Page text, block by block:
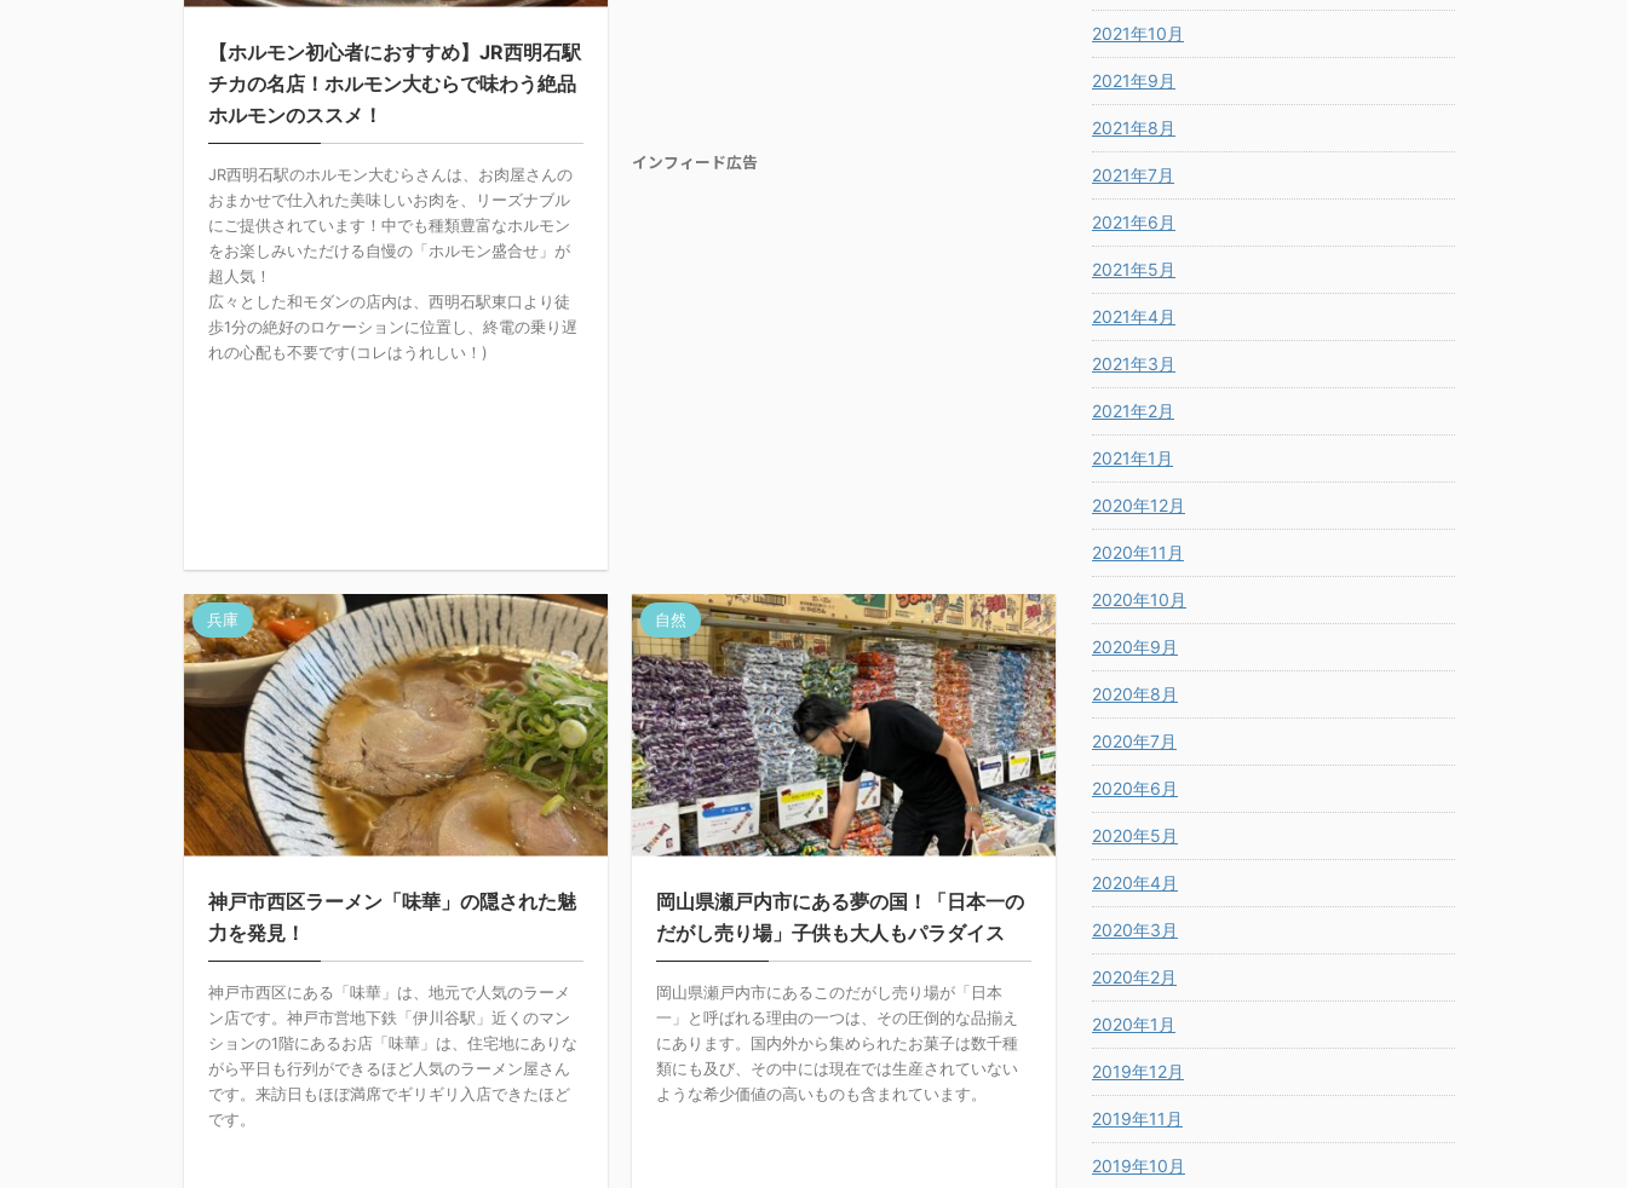
【ホルモン初心者におすすめ】JR西明石駅
チカの名店！ホルモン大むらで味わう絶品
ホルモンのススメ！
JR西明石駅のホルモン大むらさんは、お肉屋さんの
おまかせで仕入れた美味しいお肉を、リーズナブル
にご提供されています！中でも種類豊富なホルモン
をお楽しみいただける自慢の「ホルモン盛合せ」が
超人気！
広々とした和モダンの店内は、西明石駅東口より徒
歩1分の絶好のロケーションに位置し、終電の乗り遅
れの心配も不要です(コレはうれしい！)
インフィード広告
兵庫
神戸市西区ラーメン「味華」の隠された魅
力を発見！
神戸市西区にある「味華」は、地元で人気のラーメ
ン店です。神戸市営地下鉄「伊川谷駅」近くのマン
ションの1階にあるお店「味華」は、住宅地にありな
がら平日も行列ができるほど人気のラーメン屋さん
です。来訪日もほぼ満席でギリギリ入店できたほど
です。
自然
岡山県瀬戸内市にある夢の国！「日本一の
だがし売り場」子供も大人もパラダイス
岡山県瀬戸内市にあるこのだがし売り場が「日本
一」と呼ばれる理由の一つは、その圧倒的な品揃え
にあります。国内外から集められたお菓子は数千種
類にも及び、その中には現在では生産されていない
ような希少価値の高いものも含まれています。
2021年10月
2021年9月
2021年8月
2021年7月
2021年6月
2021年5月
2021年4月
2021年3月
2021年2月
2021年1月
2020年12月
2020年11月
2020年10月
2020年9月
2020年8月
2020年7月
2020年6月
2020年5月
2020年4月
2020年3月
2020年2月
2020年1月
2019年12月
2019年11月
2019年10月